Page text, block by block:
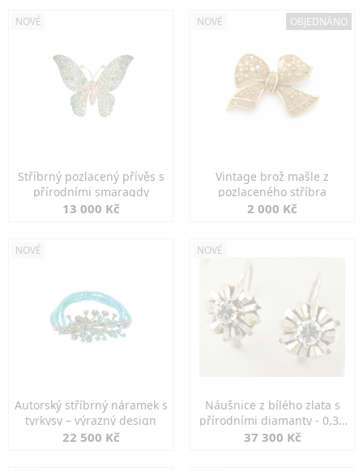
NOVÉ
Stříbrný pozlacený přívěs s
přírodními smaragdy
13 000 Kč
NOVÉ OBJEDNÁNO
Vintage brož mašle z
pozlaceného stříbra
2 000 Kč
NOVÉ
Autorský stříbrný náramek s
tyrkysy – výrazný design
22 500 Kč
NOVÉ
Náušnice z bílého zlata s
přírodními diamanty - 0,30
ct
37 300 Kč